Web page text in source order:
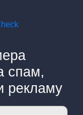
спам,
рекламу